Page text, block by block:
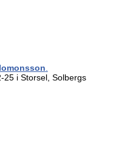
25 i Storsel, Solbergs